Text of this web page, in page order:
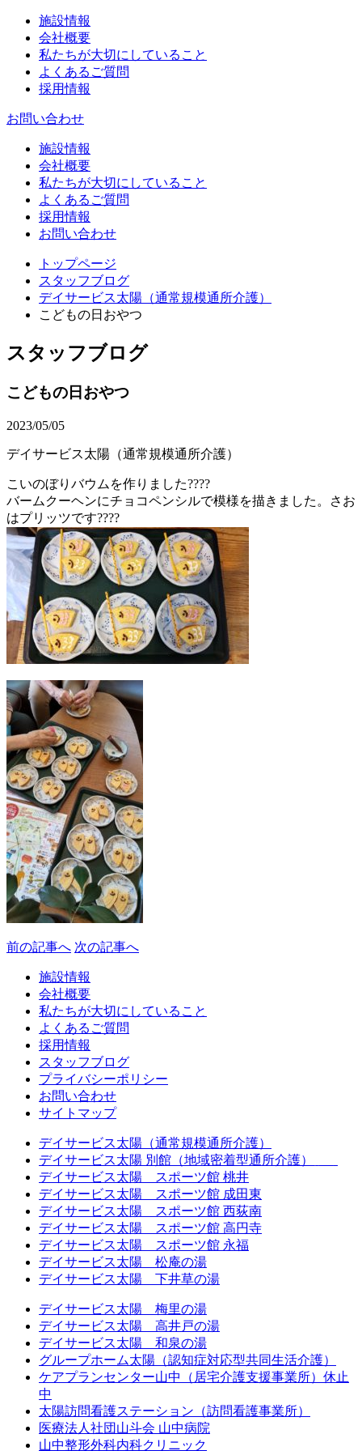
施設情報
会社概要
私たちが大切にしていること
よくあるご質問
採用情報
お問い合わせ
施設情報
会社概要
私たちが大切にしていること
よくあるご質問
採用情報
お問い合わせ
トップページ
スタッフブログ
デイサービス太陽（通常規模通所介護）
こどもの日おやつ
スタッフブログ
こどもの日おやつ
2023/05/05
デイサービス太陽（通常規模通所介護）
こいのぼりバウムを作りました????
バームクーヘンにチョコペンシルで模様を描きました。さお
はプリッツです????
前の記事へ 次の記事へ
施設情報
会社概要
私たちが大切にしていること
よくあるご質問
採用情報
スタッフブログ
プライバシーポリシー
お問い合わせ
サイトマップ
デイサービス太陽（通常規模通所介護）
デイサービス太陽 別館（地域密着型通所介護）
デイサービス太陽 スポーツ館 桃井
デイサービス太陽 スポーツ館 成田東
デイサービス太陽 スポーツ館 西荻南
デイサービス太陽 スポーツ館 高円寺
デイサービス太陽 スポーツ館 永福
デイサービス太陽 松庵の湯
デイサービス太陽 下井草の湯
デイサービス太陽 梅里の湯
デイサービス太陽 高井戸の湯
デイサービス太陽 和泉の湯
グループホーム太陽（認知症対応型共同生活介護）
ケアプランセンター山中（居宅介護支援事業所）休止
中
太陽訪問看護ステーション（訪問看護事業所）
医療法人社団山斗会 山中病院
山中整形外科内科クリニック